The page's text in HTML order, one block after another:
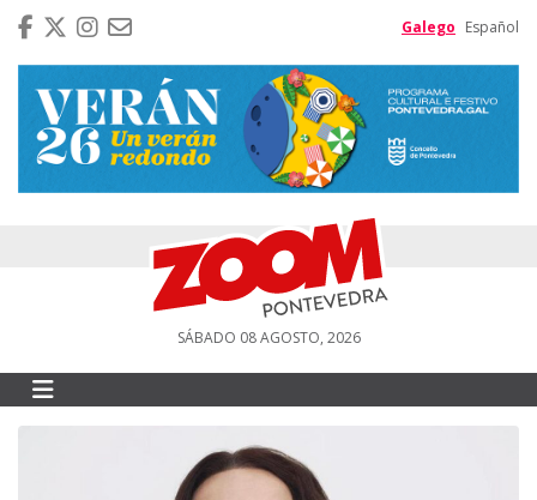
Galego Español
SÁBADO 08 AGOSTO, 2026